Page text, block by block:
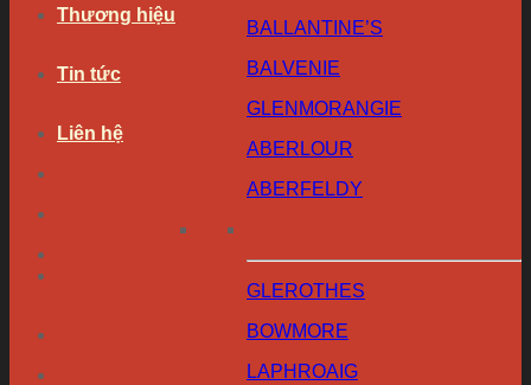
Thương hiệu
Tin tức
Liên hệ
BALLANTINE’S
BALVENIE
GLENMORANGIE
ABERLOUR
ABERFELDY
GLEROTHES
BOWMORE
LAPHROAIG